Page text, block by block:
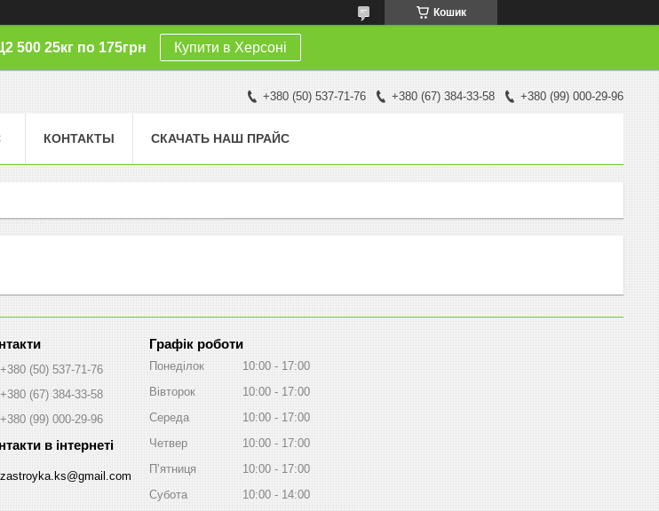
Кошик
500 25кг по 175грн Купити в Херсоні
+380 (50) 537-71-76 +380 (67) 384-33-58 +380 (99) 000-29-96
КОНТАКТЫ СКАЧАТЬ НАШ ПРАЙС
+380 (50) 537-71-76
+380 (67) 384-33-58
+380 (99) 000-29-96
zastroyka.ks@gmail.com
Графік роботи
Понеділок 10:00
17:00
Вівторок
10:00
17:00
Середа
10:00
17:00
Четвер
10:00
17:00
Пʼятниця
10:00
17:00
Субота
10:00
14:00